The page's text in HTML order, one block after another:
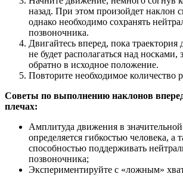
назад. При этом произойдет наклон
однако необходимо сохранять
позвоночника.
Двигайтесь вперед, пока
не будет располагаться над носками,
обратно в исходное положение.
Повторите необходимое количество
Советы по выполнению наклонов
плечах:
Амплитуда движения в
определяется гибкостью человека, а
способностью поддерживать
позвоночника;
Экспериментируйте с «ложным»